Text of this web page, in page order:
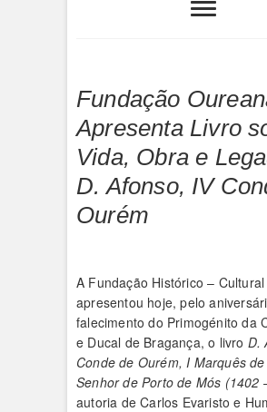
Fundação
Apresenta Livro
Vida, Obra e
D. Afonso, IV
Ourém
A Fundação Histórico –
apresentou hoje, pelo
falecimento do Primogénito da
e Ducal de Bragança, o livro D.
Conde de Ourém, I Marquês
Senhor de Porto de Mós (1402
autoria de Carlos Evaristo e